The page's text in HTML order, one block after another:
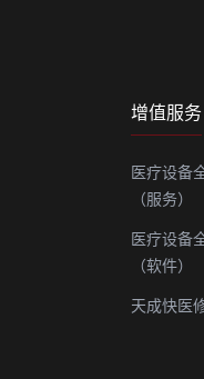
增值服务
医疗设备
（服务）
医疗设备
（软件）
天成快医修